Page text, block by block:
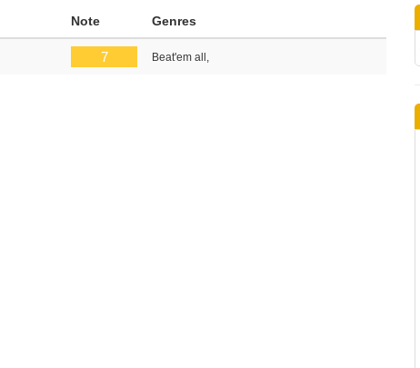
Note Genres
7 Beat'em all,